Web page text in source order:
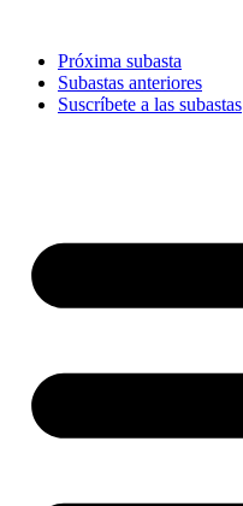
contenidoPróxima subasta
Subastas anteriores
Suscríbete a las subastas